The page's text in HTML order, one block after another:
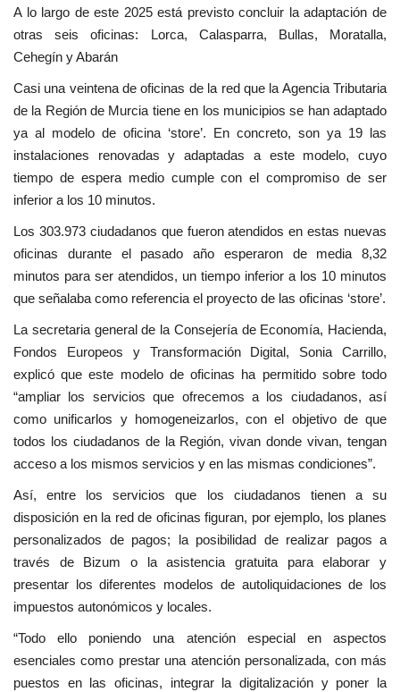
A lo largo de este 2025 está previsto concluir la adaptación de
otras seis oficinas: Lorca, Calasparra, Bullas, Moratalla,
Cehegín y Abarán
Casi una veintena de oficinas de la red que la Agencia Tributaria
de la Región de Murcia tiene en los municipios se han adaptado
ya al modelo de oficina ‘store’. En concreto, son ya 19 las
instalaciones renovadas y adaptadas a este modelo, cuyo
tiempo de espera medio cumple con el compromiso de ser
inferior a los 10 minutos.
Los 303.973 ciudadanos que fueron atendidos en estas nuevas
oficinas durante el pasado año esperaron de media 8,32
minutos para ser atendidos, un tiempo inferior a los 10 minutos
que señalaba como referencia el proyecto de las oficinas ‘store’.
La secretaria general de la Consejería de Economía, Hacienda,
Fondos Europeos y Transformación Digital, Sonia Carrillo,
explicó que este modelo de oficinas ha permitido sobre todo
“ampliar los servicios que ofrecemos a los ciudadanos, así
como unificarlos y homogeneizarlos, con el objetivo de que
todos los ciudadanos de la Región, vivan donde vivan, tengan
acceso a los mismos servicios y en las mismas condiciones”.
Así, entre los servicios que los ciudadanos tienen a su
disposición en la red de oficinas figuran, por ejemplo, los planes
personalizados de pagos; la posibilidad de realizar pagos a
través de Bizum o la asistencia gratuita para elaborar y
presentar los diferentes modelos de autoliquidaciones de los
impuestos autonómicos y locales.
“Todo ello poniendo una atención especial en aspectos
esenciales como prestar una atención personalizada, con más
puestos en las oficinas, integrar la digitalización y poner la